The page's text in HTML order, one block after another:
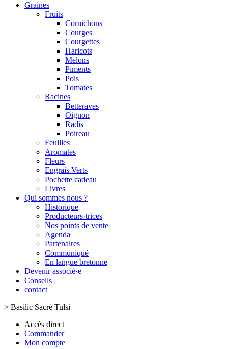
Graines
Fruits
Cornichons
Courges
Courgettes
Haricots
Melons
Piments
Pois
Tomates
Racines
Betteraves
Oignon
Radis
Poireau
Feuilles
Aromates
Fleurs
Engrais Verts
Pochette cadeau
Livres
Qui sommes nous ?
Historique
Producteurs·trices
Nos points de vente
Agenda
Partenaires
Communiqué
En langue bretonne
Devenir associé·e
Conseils
contact
> Basilic Sacré Tulsi
Accès direct
Commander
Mon compte